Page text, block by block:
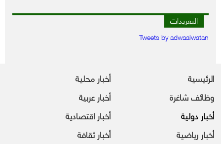
التغريدات
Tweets by adwaalwatan
الرئيسية
أخبار محلية
وظائف شاغرة
أخبار عربية
أخبار دولية
أخبار اقتصادية
أخبار رياضية
أخبار ثقافة